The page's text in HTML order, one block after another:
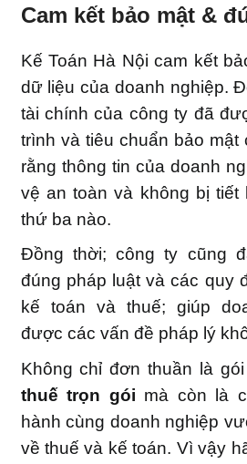
Cam kết bảo mật &
Kế Toán Hà Nội cam kết
dữ liệu của doanh nghiệp.
tài chính của công ty đã
trình và tiêu chuẩn bảo mật
rằng thông tin của doanh
vệ an toàn và không bị tiết
thứ ba nào.
Đồng thời; công ty cũng
đúng pháp luật và các quy
kế toán và thuế; giúp
được các vấn đề pháp lý
Không chỉ đơn thuần là gói
thuế trọn gói mà còn là
hành cùng doanh nghiệp
về thuế và kế toán. Vì vậy